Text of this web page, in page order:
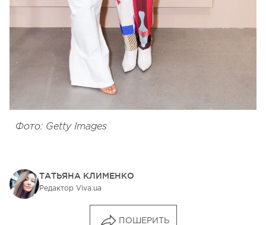
Фото: Getty Images
ТАТЬЯНА КЛИМЕНКО
Редактор Viva.ua
ПОШЕРИТЬ